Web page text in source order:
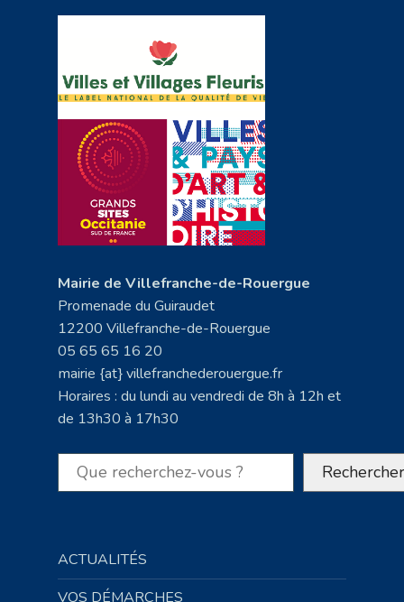
Mairie de Villefranche-de-Rouergue
Promenade du Guiraudet
12200 Villefranche-de-Rouergue
05 65 65 16 20
mairie {at} villefranchederouergue.fr
Horaires : du lundi au vendredi de 8h à 12h et
de 13h30 à 17h30
Rechercher Rechercher
ACTUALITÉS
VOS DÉMARCHES